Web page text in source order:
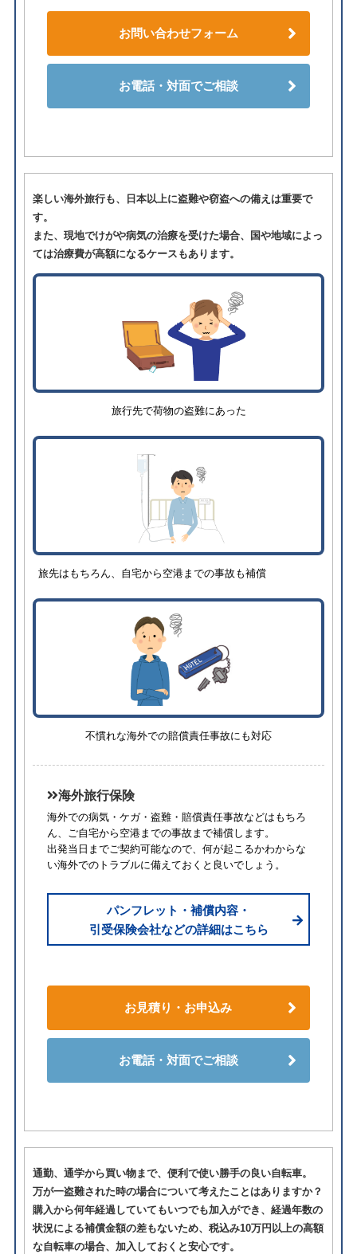
お問い合わせフォーム
お電話・対面でご相談
楽しい海外旅行も、日本以上に盗難や窃盗への備えは重要で
す。
また、現地でけがや病気の治療を受けた場合、国や地域によっ
ては治療費が高額になるケースもあります。
旅行先で荷物の盗難にあった
旅先はもちろん、自宅から空港までの事故も補償
不慣れな海外での賠償責任事故にも対応
海外旅行保険
海外での病気・ケガ・盗難・賠償責任事故などはもちろ
ん、ご自宅から空港までの事故まで補償します。
出発当日までご契約可能なので、何が起こるかわからな
い海外でのトラブルに備えておくと良いでしょう。
パンフレット・補償内容・
引受保険会社などの詳細はこちら
お見積り・お申込み
お電話・対面でご相談
通勤、通学から買い物まで、便利で使い勝手の良い自転車。
万が一盗難された時の場合について考えたことはありますか？
購入から何年経過していてもいつでも加入ができ、経過年数の
状況による補償金額の差もないため、税込み10万円以上の高額
な自転車の場合、加入しておくと安心です。